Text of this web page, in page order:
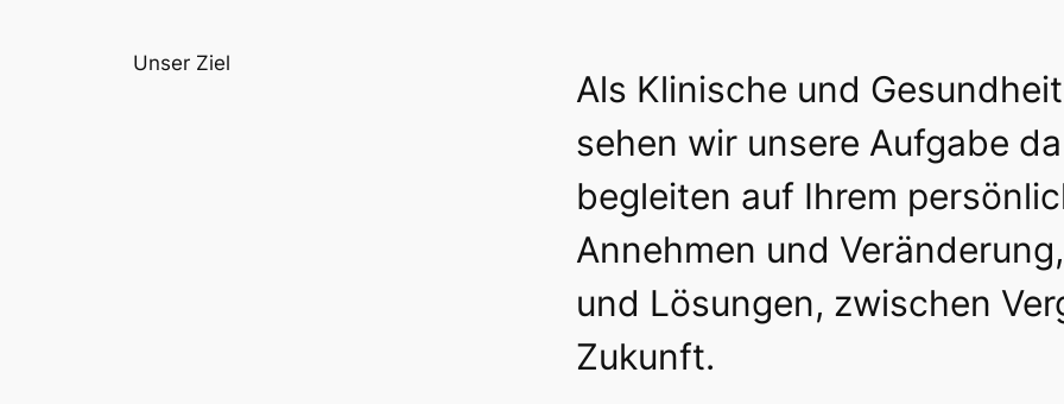
Unser Ziel
Als Klinische und
sehen wir unsere Aufgabe
begleiten auf Ihrem
Annehmen und
und Lösungen, zwischen
Zukunft.